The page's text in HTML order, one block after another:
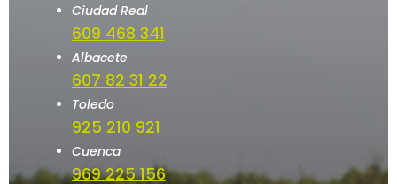
Ciudad Real
609 468 341
Albacete
607 82 31 22
Toledo
925 210 921
Cuenca
969 225 156